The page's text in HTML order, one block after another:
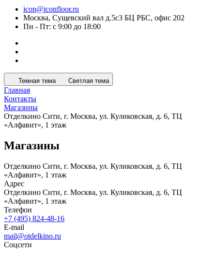
icon@iconfloor.ru
Москва, Сущевский вал д.5с3 БЦ РБС, офис 202
Пн - Пт: с 9:00 до 18:00
Темная тема Светлая тема
Главная
Контакты
Магазины
Отделкино Сити, г. Москва, ул. Куликовская, д. 6, ТЦ
«Алфавит», 1 этаж
Магазины
Отделкино Сити, г. Москва, ул. Куликовская, д. 6, ТЦ
«Алфавит», 1 этаж
Адрес
Отделкино Сити, г. Москва, ул. Куликовская, д. 6, ТЦ
«Алфавит», 1 этаж
Телефон
+7 (495) 824-48-16
E-mail
mail@otdelkino.ru
Соцсети